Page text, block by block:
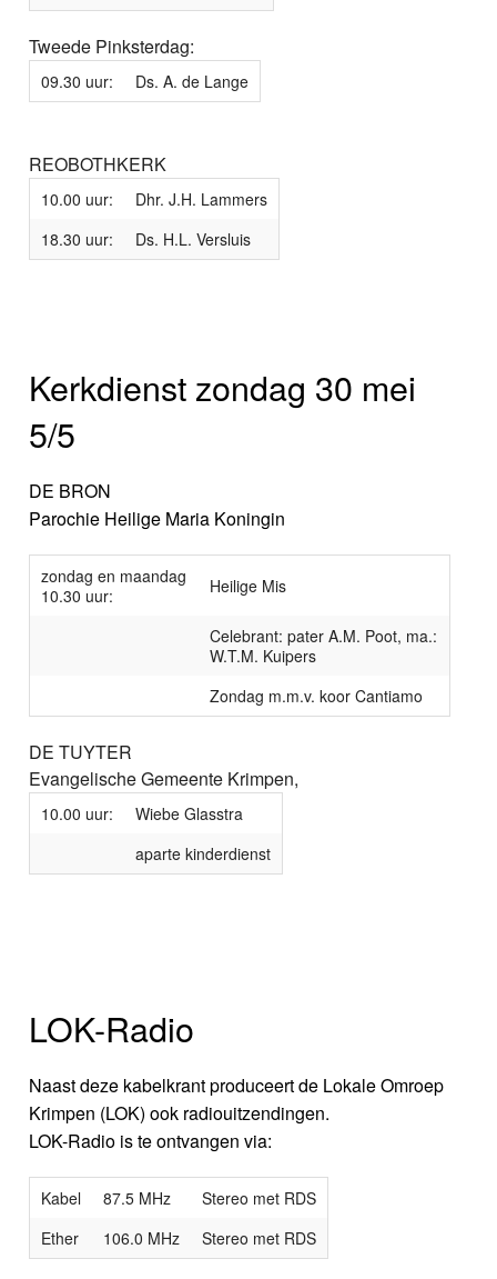
Tweede Pinksterdag:
09.30 uur: Ds. A. de Lange
REOBOTHKERK
10.00 uur:
Dhr. J.H. Lammers
18.30 uur:
Ds. H.L. Versluis
Kerkdienst zondag 30 mei
5/5
DE BRON
Parochie Heilige Maria Koningin
zondag en maandag
10.30 uur:
Heilige Mis
Celebrant: pater A.M. Poot, ma.:
W.T.M. Kuipers
Zondag m.m.v. koor Cantiamo
DE TUYTER
Evangelische Gemeente Krimpen,
10.00 uur:
Wiebe Glasstra
aparte kinderdienst
LOK-Radio
Naast deze kabelkrant produceert de Lokale Omroep
Krimpen (LOK) ook radiouitzendingen.
LOK-Radio is te ontvangen via:
Kabel 87.5 MHz
Stereo met RDS
Ether
106.0 MHz Stereo met RDS